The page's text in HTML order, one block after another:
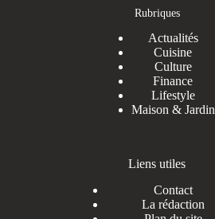
Rubriques
Actualités
Cuisine
Culture
Finance
Lifestyle
Maison & Jardin
Liens utiles
Contact
La rédaction